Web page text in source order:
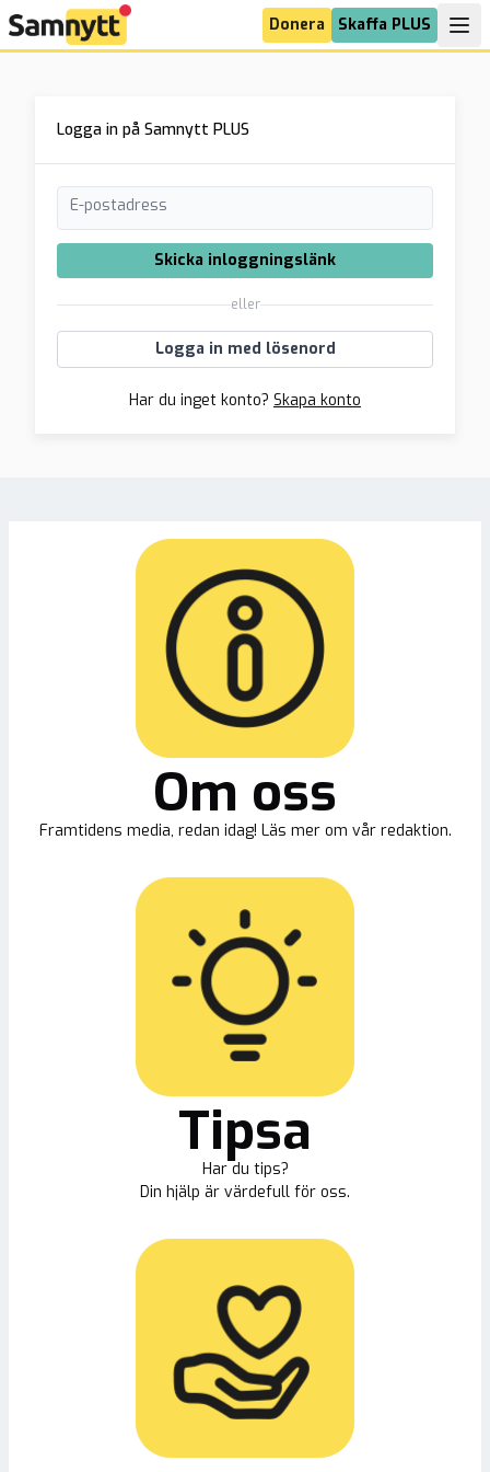
Donera Skaffa PLUS
Logga in på Samnytt PLUS
E-postadress
Skicka inloggningslänk
eller
Logga in med lösenord
Har du inget konto? Skapa konto
Om oss
Framtidens media, redan idag! Läs mer om vår redaktion.
Tipsa
Har du tips?
Din hjälp är värdefull för oss.